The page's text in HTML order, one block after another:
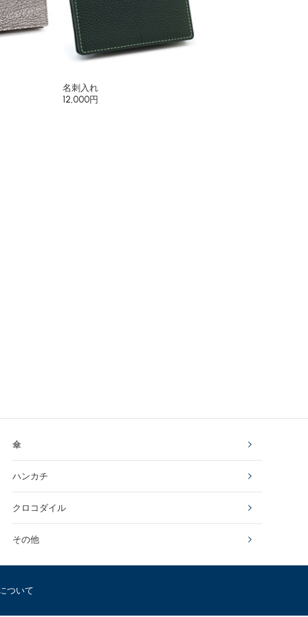
名刺入れ
12,000円
傘
ハンカチ
クロコダイル
その他
ついて